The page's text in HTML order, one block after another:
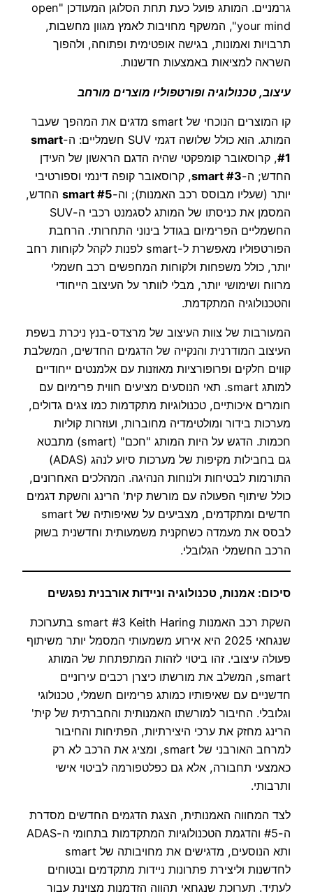
גרמניים. המותג פועל כעת תחת הסלוגן המעודכן "open
your mind", המשקף מחויבות לאמץ מגוון מחשבות,
תרבויות ואמונות, בגישה אופטימית ופתוחה, ולהפוך
השראה למציאות באמצעות חדשנות.
עיצוב, טכנולוגיה ופורטפוליו מוצרים מורחב
קו המוצרים הנוכחי של smart מדגים את המהפך שעבר
המותג. הוא כולל שלושה דגמי SUV חשמליים: ה-
smart
#1, קרוסאובר קומפקטי שהיה הדגם הראשון של העידן
החדש; ה-smart #3, קרוסאובר קופה דינמי וספורטיבי
יותר (שעליו מבוסס רכב האמנות); וה-smart #5 החדש,
המסמן את כניסתו של המותג לסגמנט רכבי ה-SUV
החשמליים הפרימיום בגודל בינוני התחרותי. הרחבת
הפורטפוליו מאפשרת ל-smart לפנות לקהל לקוחות רחב
יותר, כולל משפחות ולקוחות המחפשים רכב חשמלי
מרווח ושימושי יותר, מבלי לוותר על העיצוב הייחודי
והטכנולוגיה המתקדמת.
המעורבות של צוות העיצוב של מרצדס-בנץ ניכרת בשפת
העיצוב המודרנית והנקייה של הדגמים החדשים, המשלבת
קווים חלקים ופרופורציות מאוזנות עם אלמנטים ייחודיים
למותג smart. תאי הנוסעים מציעים חווית פרימיום עם
חומרים איכותיים, טכנולוגיות מתקדמות כמו צגים גדולים,
מערכות בידור ומולטימדיה מחוברות, ועוזרות קוליות
חכמות. הדגש על היות המותג "חכם" (smart) מתבטא
גם בחבילות מקיפות של מערכות סיוע לנהג (ADAS)
התורמות לבטיחות ולנוחות הנהיגה. המהלכים האחרונים,
כולל שיתוף הפעולה עם מורשת קית' הרינג והשקת דגמים
חדשים ומתקדמים, מצביעים על שאיפותיה של smart
לבסס את מעמדה כשחקנית משמעותית וחדשנית בשוק
הרכב החשמלי הגלובלי.
סיכום: אמנות, טכנולוגיה וניידות אורבנית נפגשים
השקת רכב האמנות smart #3 Keith Haring בתערוכת
שנגחאי 2025 היא אירוע משמעותי המסמל יותר משיתוף
פעולה עיצובי. זהו ביטוי לזהות המתפתחת של המותג
smart, המשלב את מורשתו כיצרן רכבים עירוניים
חדשניים עם שאיפותיו כמותג פרימיום חשמלי, טכנולוגי
וגלובלי. החיבור למורשתו האמנותית והחברתית של קית'
הרינג מחזק את ערכי היצירתיות, הפתיחות והחיבור
למרחב האורבני של smart, ומציג את הרכב לא רק
כאמצעי תחבורה, אלא גם כפלטפורמה לביטוי אישי
ותרבותי.
לצד המחווה האמנותית, הצגת הדגמים החדשים מסדרת
ה-#5 והדגמת הטכנולוגיות המתקדמות בתחומי ה-ADAS
ותא הנוסעים, מדגישים את מחויבותה של smart
לחדשנות וליצירת פתרונות ניידות מתקדמים ובטוחים
לעתיד. תערוכת שנגחאי תהווה הזדמנות מצוינת עבור